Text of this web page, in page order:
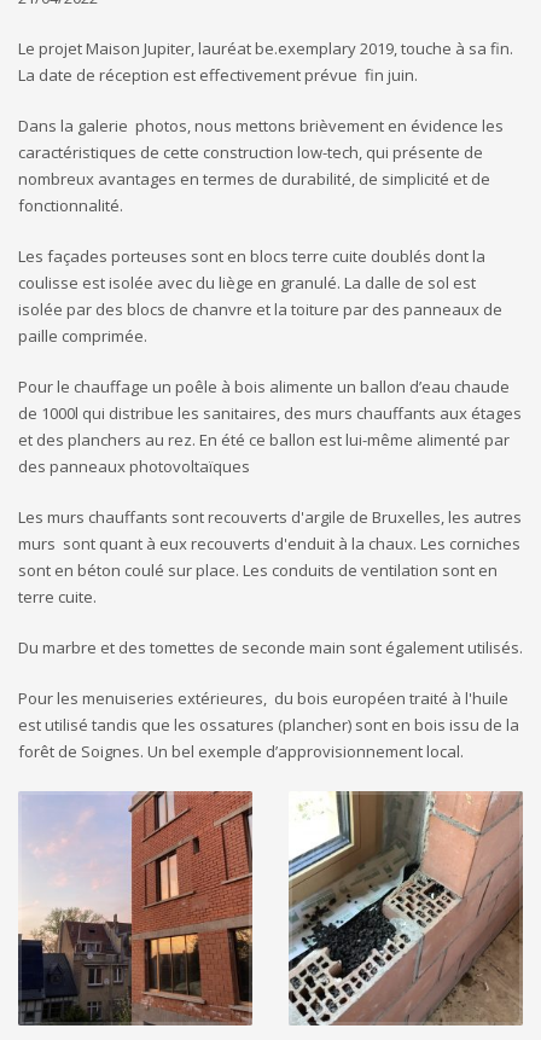
Le projet Maison Jupiter, lauréat be.exemplary 2019, touche à sa fin.
La date de réception est effectivement prévue fin juin.
Dans la galerie photos, nous mettons brièvement en évidence les
caractéristiques de cette construction low-tech, qui présente de
nombreux avantages en termes de durabilité, de simplicité et de
fonctionnalité.
Les façades porteuses sont en blocs terre cuite doublés dont la
coulisse est isolée avec du liège en granulé. La dalle de sol est
isolée par des blocs de chanvre et la toiture par des panneaux de
paille comprimée.
Pour le chauffage un poêle à bois alimente un ballon d’eau chaude
de 1000l qui distribue les sanitaires, des murs chauffants aux étages
et des planchers au rez. En été ce ballon est lui-même alimenté par
des panneaux photovoltaïques
Les murs chauffants sont recouverts d'argile de Bruxelles, les autres
murs sont quant à eux recouverts d'enduit à la chaux. Les corniches
sont en béton coulé sur place. Les conduits de ventilation sont en
terre cuite.
Du marbre et des tomettes de seconde main sont également utilisés.
Pour les menuiseries extérieures, du bois européen traité à l'huile
est utilisé tandis que les ossatures (plancher) sont en bois issu de la
forêt de Soignes. Un bel exemple d’approvisionnement local.